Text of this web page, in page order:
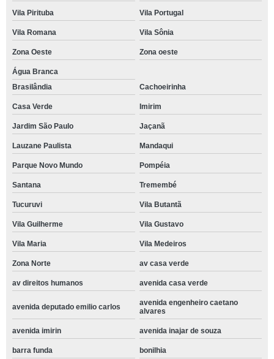
Vila Pirituba Vila Portugal
Vila Romana Vila Sônia
Zona Oeste Zona oeste
Água Branca
Brasilândia
Cachoeirinha
Casa Verde Imirim
Jardim São Paulo Jaçanã
Lauzane Paulista Mandaqui
Parque Novo Mundo Pompéia
Santana Tremembé
Tucuruvi Vila Butantã
Vila Guilherme Vila Gustavo
Vila Maria Vila Medeiros
Zona Norte av casa verde
av direitos humanos avenida casa verde
avenida deputado emilio carlos
avenida engenheiro caetano
alvares
avenida imirin avenida inajar de souza
barra funda bonilhia